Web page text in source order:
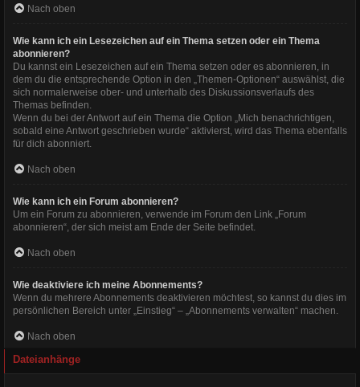
Nach oben
Wie kann ich ein Lesezeichen auf ein Thema setzen oder ein Thema
abonnieren?
Du kannst ein Lesezeichen auf ein Thema setzen oder es abonnieren, in
dem du die entsprechende Option in den „Themen-Optionen“ auswählst, die
sich normalerweise ober- und unterhalb des Diskussionsverlaufs des
Themas befinden.
Wenn du bei der Antwort auf ein Thema die Option „Mich benachrichtigen,
sobald eine Antwort geschrieben wurde“ aktivierst, wird das Thema ebenfalls
für dich abonniert.
Nach oben
Wie kann ich ein Forum abonnieren?
Um ein Forum zu abonnieren, verwende im Forum den Link „Forum
abonnieren“, der sich meist am Ende der Seite befindet.
Nach oben
Wie deaktiviere ich meine Abonnements?
Wenn du mehrere Abonnements deaktivieren möchtest, so kannst du dies im
persönlichen Bereich unter „Einstieg“ – „Abonnements verwalten“ machen.
Nach oben
Dateianhänge